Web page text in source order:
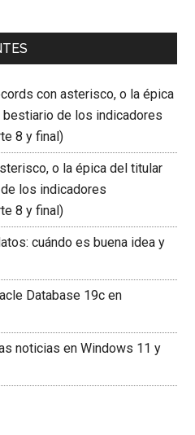
con asterisco, o la épica
de los indicadores
8 y final)
o la épica del titular
los indicadores
8 y final)
cuándo es buena idea y
Database 19c en
noticias en Windows 11 y